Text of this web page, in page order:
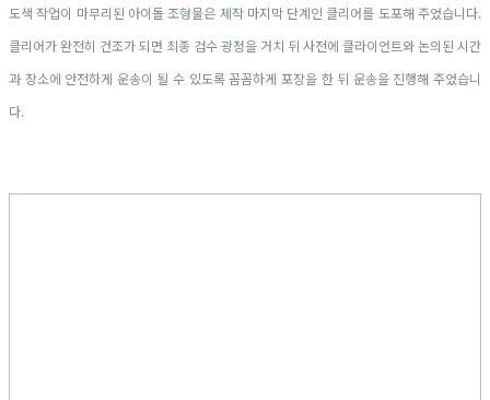
도색 작업이 마무리된 아이돌 조형물은 제작 마지막 단계인 클리어를 도포해 주었습니다.
클리어가 완전히 건조가 되면 최종 검수 광정을 거치 뒤 사전에 클라이언트와 논의된 시간
과 장소에 안전하게 운송이 될 수 있도록 꼼꼼하게 포장을 한 뒤 운송을 진행해 주었습니
다.